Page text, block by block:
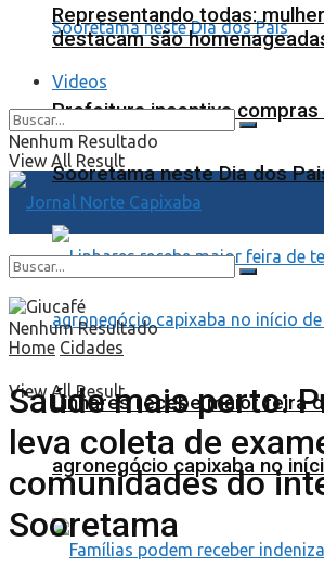
Prefeitura incentiva
Sooretama neste Dia dos
Linhares recebe maior feira
agronegócio capixaba no
Representando todas:
destacam são
Videos
Nenhum Resultado
View All Result
Nenhum Resultado
View All Result
Home Cidades
Saúde mais perto:
leva coleta de
comunidades do
Sooretama